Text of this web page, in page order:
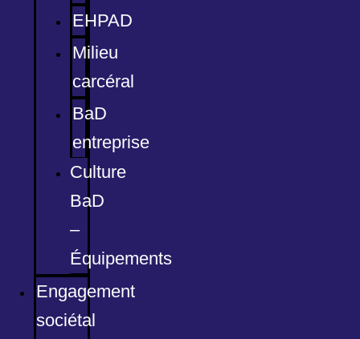
EHPAD
Milieu
carcéral
BaD
entreprise
Culture
BaD
–
Équipements
Engagement
sociétal